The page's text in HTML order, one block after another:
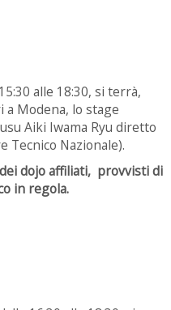
alle 18:30, si terrà,
Modena, lo stage
Aiki Iwama Ryu diretto
Tecnico Nazionale).
dojo affiliati, provvisti di
in regola.